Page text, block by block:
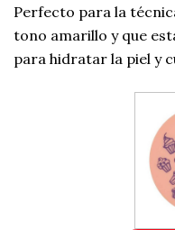
Perfecto para la
tono amarillo y que
para hidratar la piel y